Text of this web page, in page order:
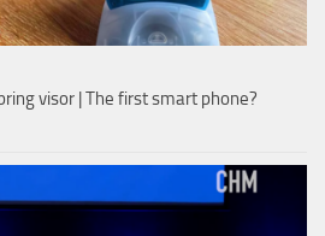
visor | The first smart phone?